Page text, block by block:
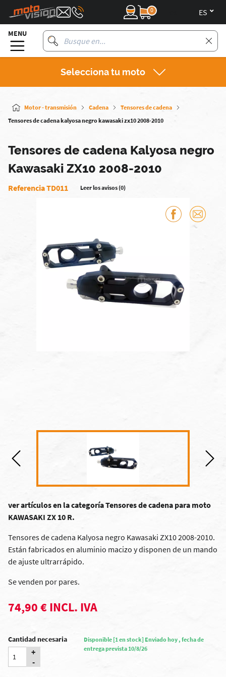
0
MENU
Selecciona tu moto
Motor - transmisión Cadena
Tensores de cadena
Tensores de cadena kalyosa negro kawasaki zx10 2008-2010
Tensores de cadena Kalyosa negro
Kawasaki ZX10 2008-2010
Referencia TD011 Leer los avisos (0)
ver artículos en la categoría Tensores de cadena para moto
KAWASAKI ZX 10 R.
Tensores de cadena Kalyosa negro Kawasaki ZX10 2008-2010.
Están fabricados en aluminio macizo y disponen de un mando
de ajuste ultrarrápido.
Se venden por pares.
74,90 € INCL. IVA
Cantidad necesaria
+
-
Disponible [1 en stock] Enviado hoy , fecha de
entrega prevista 10/8/26